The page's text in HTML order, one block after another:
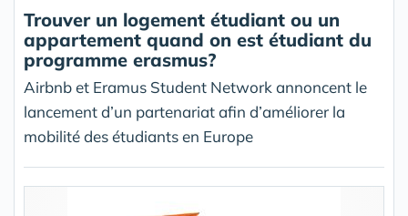
Trouver un logement étudiant ou un
appartement quand on est étudiant du
programme erasmus?
Airbnb et Eramus Student Network annoncent le
lancement d’un partenariat afin d’améliorer la
mobilité des étudiants en Europe